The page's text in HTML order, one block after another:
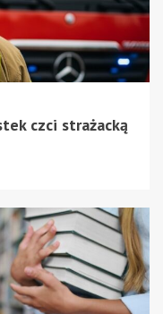
czci strażacką